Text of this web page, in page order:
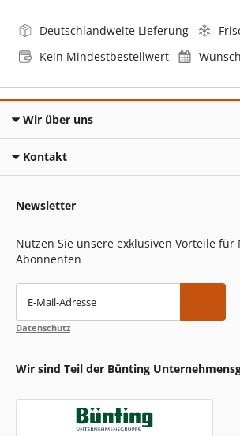
Deutschlandweite Lieferung
Kein Mindestbestellwert
Wir über uns
Kontakt
Newsletter
Nutzen Sie unsere exklusiven Vorteile für
Abonnenten
E-Mail-Adresse
Datenschutz
Wir sind Teil der Bünting